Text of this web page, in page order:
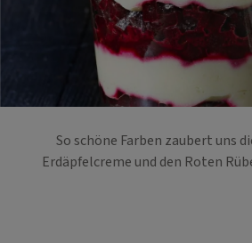
So schöne Farben zaubert uns
Erdäpfelcreme und den Roten